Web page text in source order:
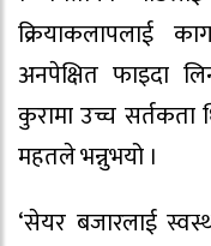
क्रियाकलापलाई
अनपेक्षित फाइदा
कुरामा उच्च सर्तकता
महतले भन्नुभयो ।
‘सेयर बजारलाई